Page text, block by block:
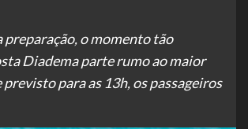
preparação, o momento tão
Diadema parte rumo ao maior
para as 13h, os passageiros